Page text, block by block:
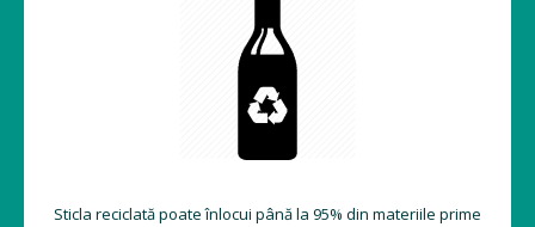
Sticla reciclată poate înlocui până la 95% din materiile prime